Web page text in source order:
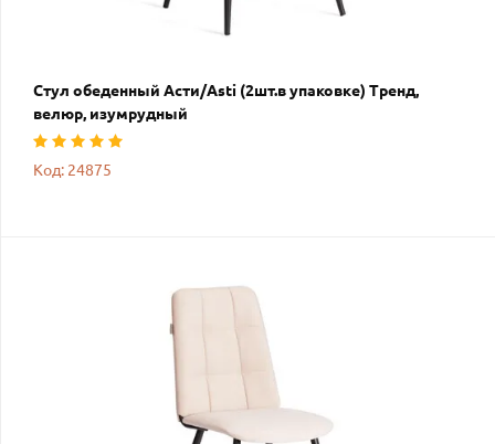
Стул обеденный Асти/Asti (2шт.в упаковке) Тренд,
велюр, изумрудный
Код: 24875